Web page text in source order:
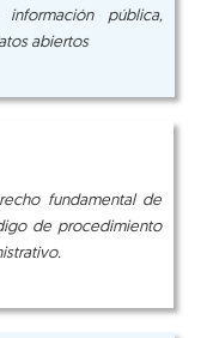
pública,
abiertos
fundamental de
de procedimiento